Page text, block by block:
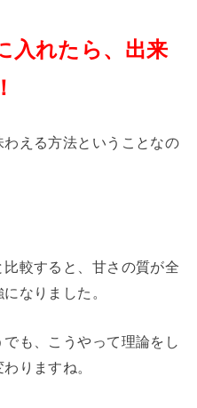
入れたら、出来
える方法ということなの
較すると、甘さの質が全
なりました。
も、こうやって理論をし
りますね。